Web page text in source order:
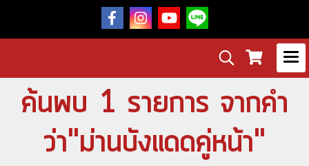
ค้นพบ 1 รายการ จากคำ
ว่า"ม่านบังแดดคู่หน้า"